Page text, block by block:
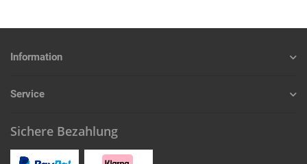
Information
Service
Sichere Bezahlung